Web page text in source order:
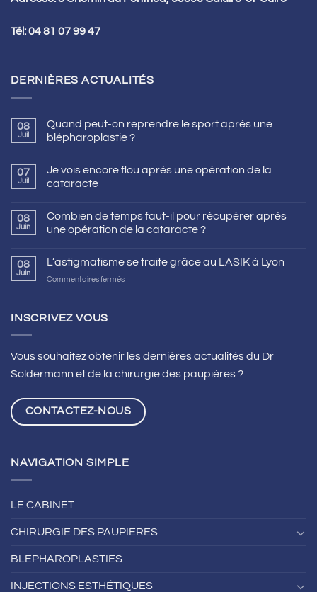
Tél:04 81 07 99 47
DERNIÈRES ACTUALITÉS
08
Juil
Quand peut-on reprendre le sport après une
blépharoplastie ?
07
Juil
Je vois encore flou après une opération de la
cataracte
08
Juin
Combien de temps faut-il pour récupérer après
une opération de la cataracte ?
08
Juin
L’astigmatisme se traite grâce au LASIK à Lyon
Commentaires ferméssur
LASIK
Lyon
INSCRIVEZ VOUS
Vous souhaitez obtenir les dernières actualités du Dr
Soldermann et de la chirurgie des paupières ?
CONTACTEZ-NOUS
NAVIGATION SIMPLE
LE CABINET
CHIRURGIE DES PAUPIERES
BLEPHAROPLASTIES
INJECTIONS ESTHÉTIQUES